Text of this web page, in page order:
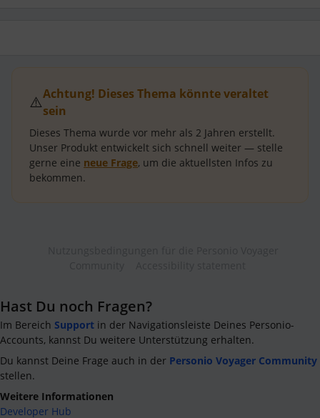
⚠️Achtung! Dieses Thema könnte veraltet
sein
Dieses Thema wurde vor mehr als 2 Jahren erstellt.
Unser Produkt entwickelt sich schnell weiter — stelle
gerne eine neue Frage, um die aktuellsten Infos zu
bekommen.
Hast Du noch Fragen?
Im Bereich Support in der Navigationsleiste Deines Personio-
Accounts, kannst Du weitere Unterstützung erhalten.
Du kannst Deine Frage auch in der Personio Voyager Community
stellen.
Weitere Informationen
Developer Hub